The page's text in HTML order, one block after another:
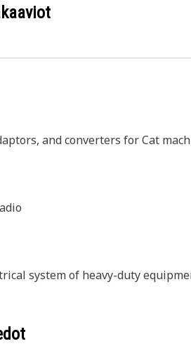
and converters for Cat
system of heavy-duty